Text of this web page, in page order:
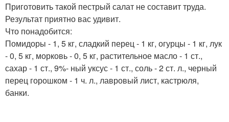
Приготовить такой пестрый салат не составит труда.
Результат приятно вас удивит.
Что понадобится:
Помидоры - 1, 5 кг, сладкий перец - 1 кг, огурцы - 1 кг, лук
- 0, 5 кг, морковь - 0, 5 кг, растительное масло - 1 ст.,
сахар - 1 ст., 9%- ный уксус - 1 ст., соль - 2 ст. л., черный
перец горошком - 1 ч. л., лавровый лист, кастрюля,
банки.